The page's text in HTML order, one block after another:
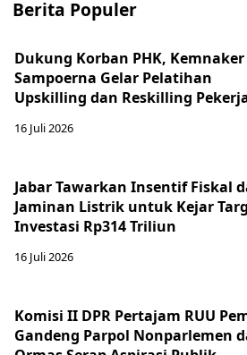
Berita Populer
Dukung Korban PHK,
Sampoerna Gelar Pelatihan
Upskilling dan Reskilling
16 Juli 2026
Jabar Tawarkan Insentif Fiskal
Jaminan Listrik untuk Kejar
Investasi Rp314 Triliun
16 Juli 2026
Komisi II DPR Pertajam RUU
Gandeng Parpol Nonparlemen